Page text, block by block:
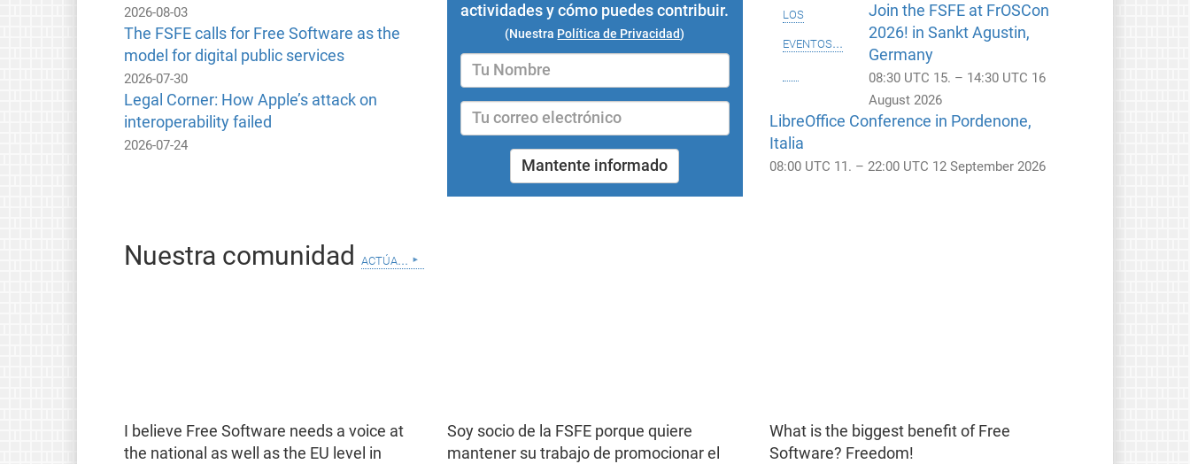
2026-08-03
The FSFE calls for Free Software as the
model for digital public services
2026-07-30
Legal Corner: How Apple’s attack on
interoperability failed
2026-07-24
actividades y cómo puedes contribuir.
(Nuestra Política de Privacidad)
Mantente informado
los
eventos...
Join the FSFE at FrOSCon
2026! in Sankt Agustin,
Germany
08:30 UTC 15. – 14:30 UTC 16
August 2026
LibreOffice Conference in Pordenone,
Italia
08:00 UTC 11. – 22:00 UTC 12 September 2026
Nuestra comunidad actúa...
I believe Free Software needs a voice at
the national as well as the EU level in
Soy socio de la FSFE porque quiere
mantener su trabajo de promocionar el
What is the biggest benefit of Free
Software? Freedom!